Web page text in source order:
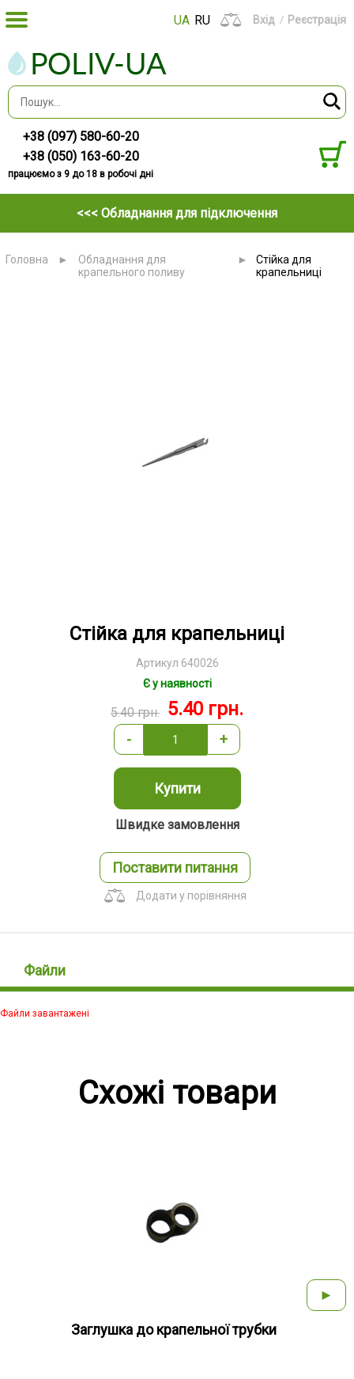
UA RU Вхід Реєстрація
+38 (097) 580-60-20
+38 (050) 163-60-20
працюємо з 9 до 18 в робочі дні
<<< Обладнання для підключення
Головна ►
Обладнання для
крапельного поливу
►
Стійка для
крапельниці
Стійка для крапельниці
Артикул 640026
Є у наявності
5.40грн. 5.40 грн.
- +
Купити
Швидке замовлення
Поставити питання
Додати у порівняння
Файли
Файли завантажені
Схожі товари
Заглушка до крапельної трубки
►